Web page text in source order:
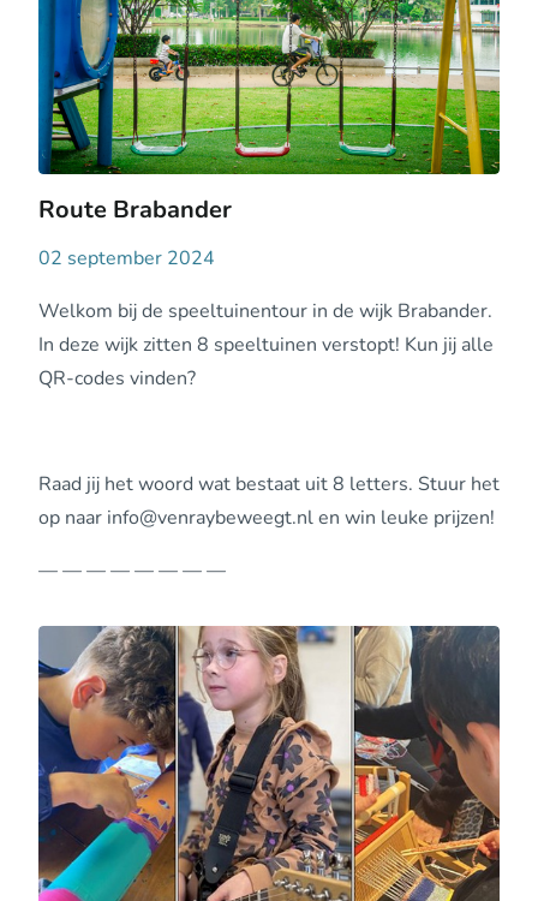
Route Brabander
02 september 2024
Welkom bij de speeltuinentour in de wijk Brabander.
In deze wijk zitten 8 speeltuinen verstopt! Kun jij alle
QR-codes vinden?
Raad jij het woord wat bestaat uit 8 letters. Stuur het
op naar info@venraybeweegt.nl en win leuke prijzen!
— — — — — — — —